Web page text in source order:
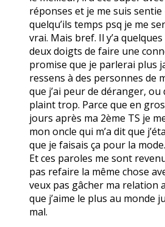
réponses et je me suis
quelqu’ils temps psq je me
vrai. Mais bref. Il y’a
deux doigts de faire une
promise que je parlerai plus
ressens à des personnes de
que j’ai peur de déranger,
plaint trop. Parce que en
jours après ma 2ème TS je
mon oncle qui m’a dit que
que je faisais ça pour la mode.
Et ces paroles me sont
pas refaire la même chose
veux pas gâcher ma relation
que j’aime le plus au monde
mal.